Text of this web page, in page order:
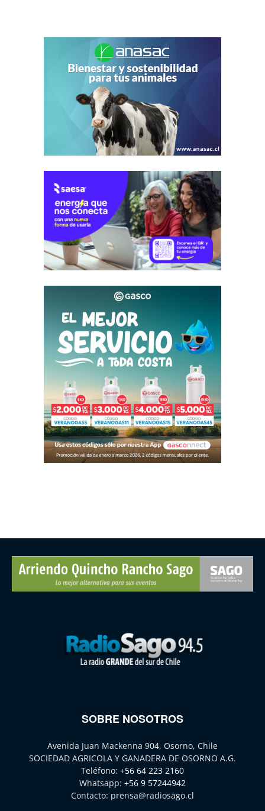
SOBRE NOSOTROS
Avenida Juan Mackenna 904, Osorno, Chile
SOCIEDAD AGRICOLA Y GANADERA DE OSORNO A.G.
Teléfono: +56 64 223 2160
Whatsapp: +56 9 57244942
Contacto: prensa@radiosago.cl